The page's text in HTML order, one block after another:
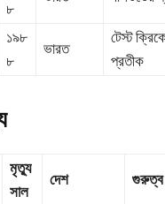
৮
১৯৮
৮
ভারত
টেস্ট
প্রতীক
মৃত্যু
সাল
দেশ গুরুত্ব